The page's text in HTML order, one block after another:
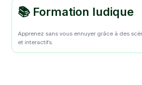
📚 Formation ludique
Apprenez sans vous ennuyer grâce à des
et interactifs.